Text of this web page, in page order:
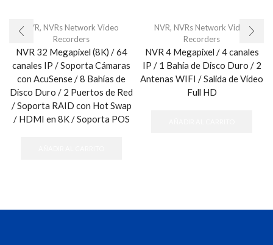
NVR, NVRs Network Video
Recorders
NVR 32 Megapixel (8K) / 64
canales IP / Soporta Cámaras
con AcuSense / 8 Bahías de
Disco Duro / 2 Puertos de Red
/ Soporta RAID con Hot Swap
/ HDMI en 8K / Soporta POS
NVR, NVRs Network Video
Recorders
NVR 4 Megapixel / 4 canales
IP / 1 Bahía de Disco Duro / 2
Antenas WIFI / Salida de Vídeo
Full HD